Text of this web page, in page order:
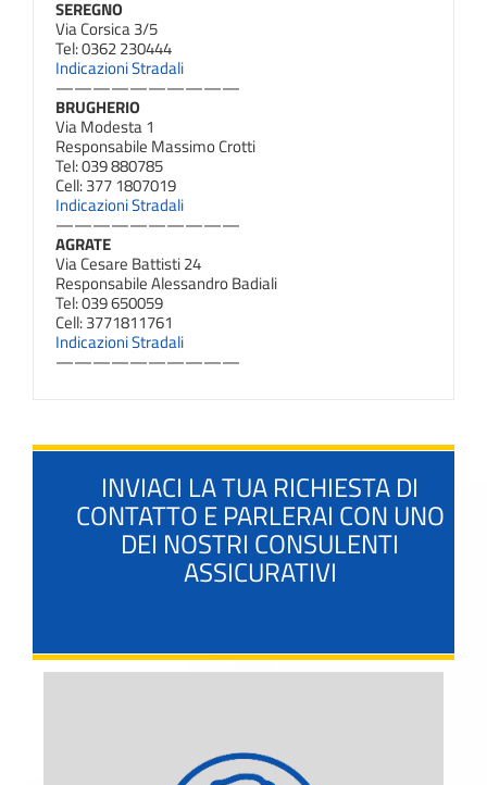
SEREGNO
Via Corsica 3/5
Tel: 0362 230444
Indicazioni Stradali
——————————
BRUGHERIO
Via Modesta 1
Responsabile Massimo Crotti
Tel: 039 880785
Cell: 377 1807019
Indicazioni Stradali
——————————
AGRATE
Via Cesare Battisti 24
Responsabile Alessandro Badiali
Tel: 039 650059
Cell: 3771811761
Indicazioni Stradali
——————————
INVIACI LA TUA RICHIESTA DI
CONTATTO E PARLERAI CON UNO
DEI NOSTRI CONSULENTI
ASSICURATIVI